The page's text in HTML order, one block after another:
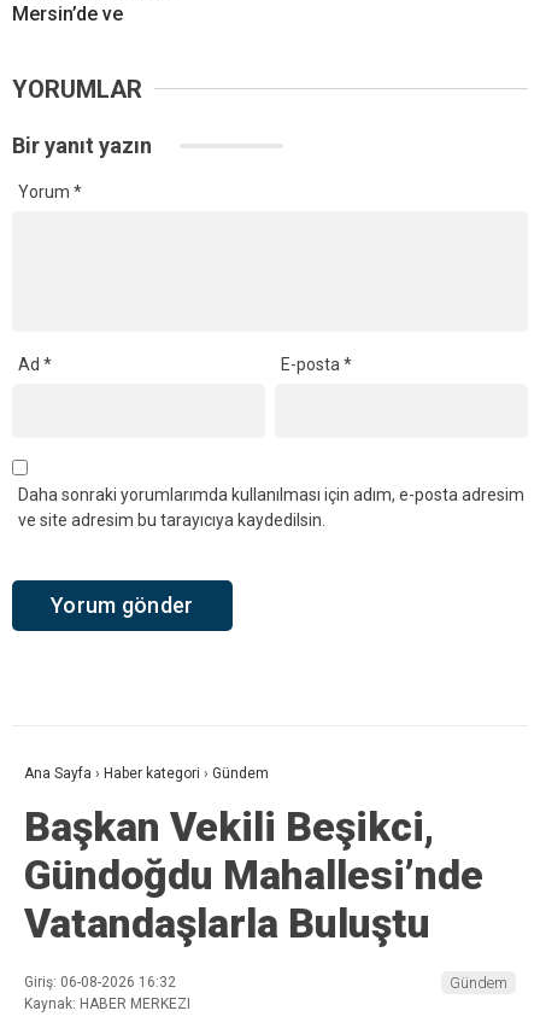
Mersin’de ve
YORUMLAR
Bir yanıt yazın
Yorum *
Ad * E-posta*
Daha sonraki yorumlarımda kullanılması için adım, e-posta adresim
ve site adresim bu tarayıcıya kaydedilsin.
Ana Sayfa › Haber kategori › Gündem
Başkan Vekili Beşikci,
Gündoğdu Mahallesi’nde
Vatandaşlarla Buluştu
Giriş: 06-08-2026 16:32
Kaynak: HABER MERKEZI
Gündem